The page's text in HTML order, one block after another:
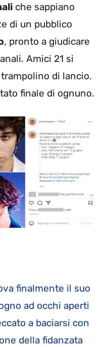
che sappiano
di un pubblico
, pronto a giudicare
Amici 21 si
di lancio.
finale di ognuno.
finalmente il suo
ad occhi aperti
a baciarsi con
della fidanzata